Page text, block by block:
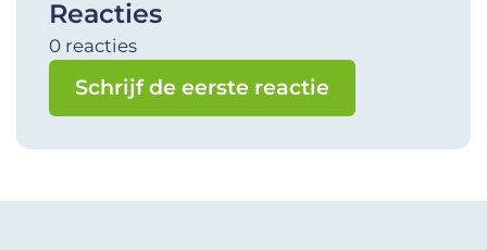
Reacties
0 reacties
Schrijf de eerste reactie